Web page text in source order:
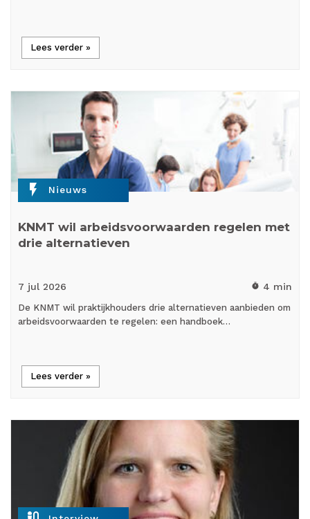
Lees verder »
flash_on Nieuws
KNMT wil arbeidsvoorwaarden regelen met
drie alternatieven
7 jul 2026 timer 4 min
De KNMT wil praktijkhouders drie alternatieven aanbieden om
arbeidsvoorwaarden te regelen: een handboek…
Lees verder »